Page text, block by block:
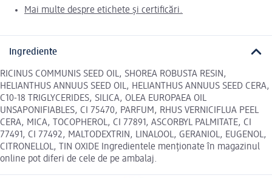
Mai multe despre etichete și certificări.
Ingrediente
RICINUS COMMUNIS SEED OIL, SHOREA ROBUSTA RESIN,
HELIANTHUS ANNUUS SEED OIL, HELIANTHUS ANNUUS SEED CERA,
C10-18 TRIGLYCERIDES, SILICA, OLEA EUROPAEA OIL
UNSAPONIFIABLES, CI 75470, PARFUM, RHUS VERNICIFLUA PEEL
CERA, MICA, TOCOPHEROL, CI 77891, ASCORBYL PALMITATE, CI
77491, CI 77492, MALTODEXTRIN, LINALOOL, GERANIOL, EUGENOL,
CITRONELLOL, TIN OXIDE Ingredientele menționate în magazinul
online pot diferi de cele de pe ambalaj.